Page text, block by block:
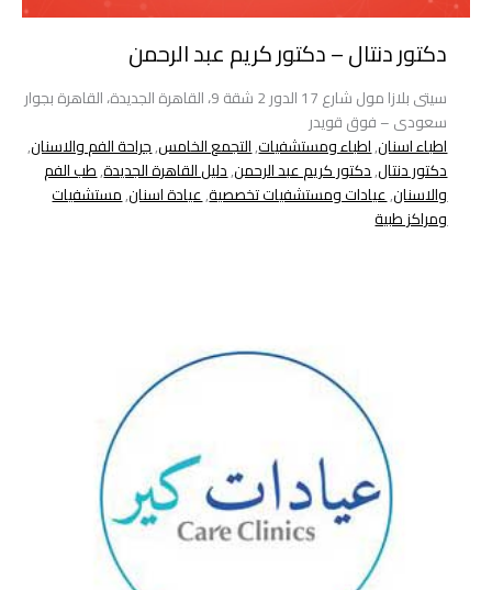
دكتور دنتال – دكتور كريم عبد الرحمن
سيتى بلازا مول شارع 17 الدور 2 شقة 9، القاهرة الجديدة، القاهرة بجوار
سعودى – فوق قويدر
اطباء اسنان,اطباء ومستشفيات,التجمع الخامس,جراحة الفم والاسنان,
دكتور دنتال,دكتور كريم عبد الرحمن,دليل القاهرة الجديدة,طب الفم
والاسنان,عيادات ومستشفيات تخصصية,عيادة اسنان,مستشفيات
ومراكز طبية